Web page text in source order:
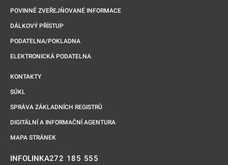
POVINNĚ ZVEŘEJŇOVANÉ INFORMACE
DÁLKOVÝ PŘÍSTUP
PODATELNA/POKLADNA
ELEKTRONICKÁ PODATELNA
KONTAKTY
SÚKL
SPRÁVA ZÁKLADNÍCH REGISTRŮ
DIGITÁLNÍ A INFORMAČNÍ AGENTURA
MAPA STRÁNEK
INFOLINKA272 185 555